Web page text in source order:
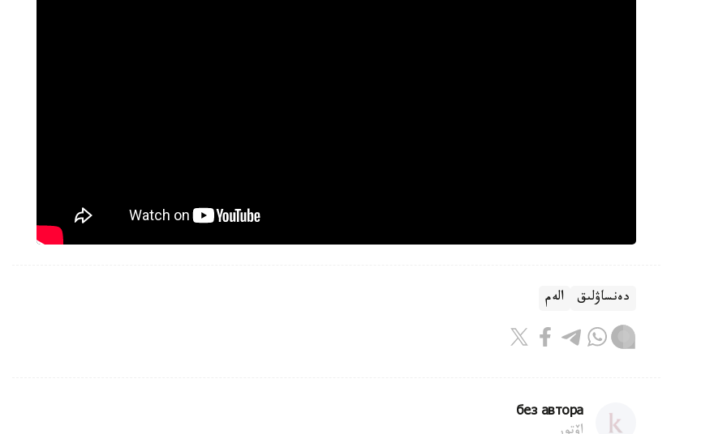
دەنساۋلىق الەم
без автора